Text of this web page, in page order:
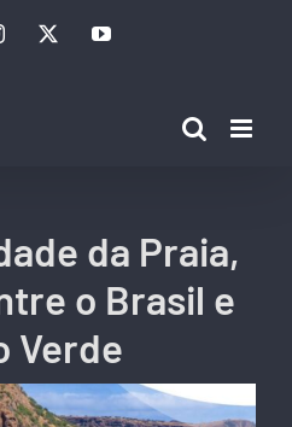
TwitterYouTube
da Praia,
o Brasil e
Verde